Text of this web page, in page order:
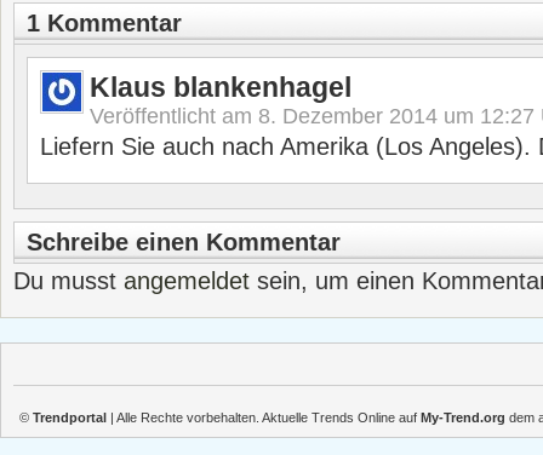
1 Kommentar
Klaus blankenhagel
Veröffentlicht am 8. Dezember 2014 um 12:27
Liefern Sie auch nach Amerika (Los
Schreibe einen Kommentar
Du musst angemeldet sein, um einen
© Trendportal | Alle Rechte vorbehalten. Aktuelle Trends Online auf My-Trend.org dem